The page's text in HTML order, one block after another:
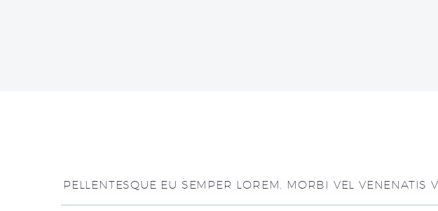
PELLENTESQUE EU SEMPER LOREM. MORBI VEL VENENATIS